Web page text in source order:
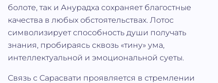
болоте, так и Анурадха сохраняет благостные
качества в любых обстоятельствах. Лотос
символизирует способность души получать
знания, пробираясь сквозь «тину» ума,
интеллектуальной и эмоциональной суеты.
Связь с Сарасвати проявляется в стремлении